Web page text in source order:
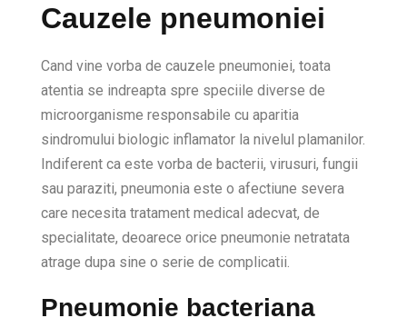
Cauzele pneumoniei
Cand vine vorba de cauzele pneumoniei, toata
atentia se indreapta spre speciile diverse de
microorganisme responsabile cu aparitia
sindromului biologic inflamator la nivelul plamanilor.
Indiferent ca este vorba de bacterii, virusuri, fungii
sau paraziti, pneumonia este o afectiune severa
care necesita tratament medical adecvat, de
specialitate, deoarece orice pneumonie netratata
atrage dupa sine o serie de complicatii.
Pneumonie bacteriana